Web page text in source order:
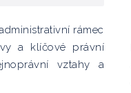
rámec
a klíčové právní
vztahy a